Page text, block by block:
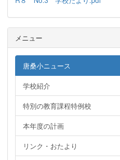
メニュー
唐桑小ニュース
学校紹介
特別の教育課程特例校
本年度の計画
リンク・おたより